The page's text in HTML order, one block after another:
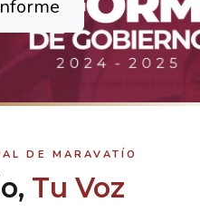
DE MARAVATÍO
Tu Voz